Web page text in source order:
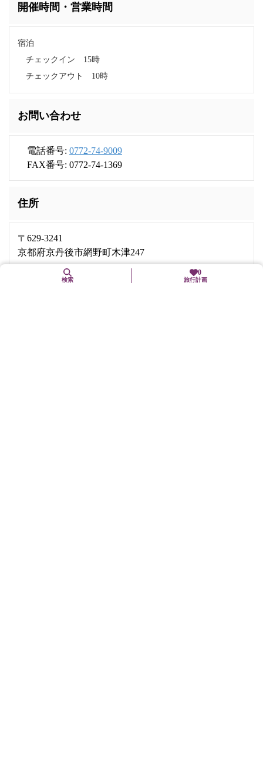
開催時間・営業時間
宿泊
チェックイン 15時
チェックアウト 10時
お問い合わせ
電話番号: 0772-74-9009
FAX番号: 0772-74-1369
住所
〒629-3241
京都府京丹後市網野町木津247
0
旅行計画
検索